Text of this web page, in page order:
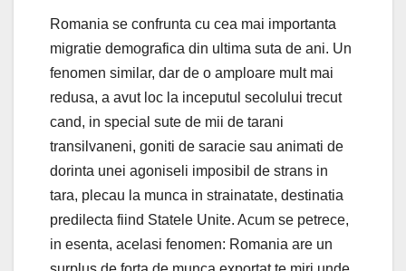
Romania se confrunta cu cea mai importanta
migratie demografica din ultima suta de ani. Un
fenomen similar, dar de o amploare mult mai
redusa, a avut loc la inceputul secolului trecut
cand, in special sute de mii de tarani
transilvaneni, goniti de saracie sau animati de
dorinta unei agoniseli imposibil de strans in
tara, plecau la munca in strainatate, destinatia
predilecta fiind Statele Unite. Acum se petrece,
in esenta, acelasi fenomen: Romania are un